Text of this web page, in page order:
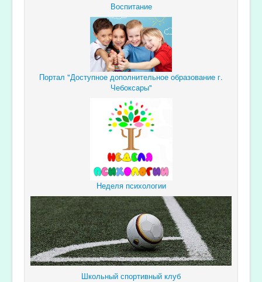
Воспитание
Портал "Доступное дополнительное образование г.
Чебоксары"
Неделя психологии
Школьный спортивный клуб